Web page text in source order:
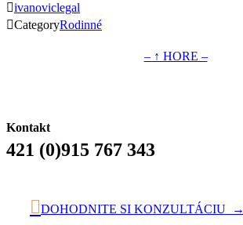
ivanoviclegal
CategoryRodinné
– ↑ HORE –
Kontakt
421 (0)915 767 343
DOHODNITE SI KONZULTÁCIU →